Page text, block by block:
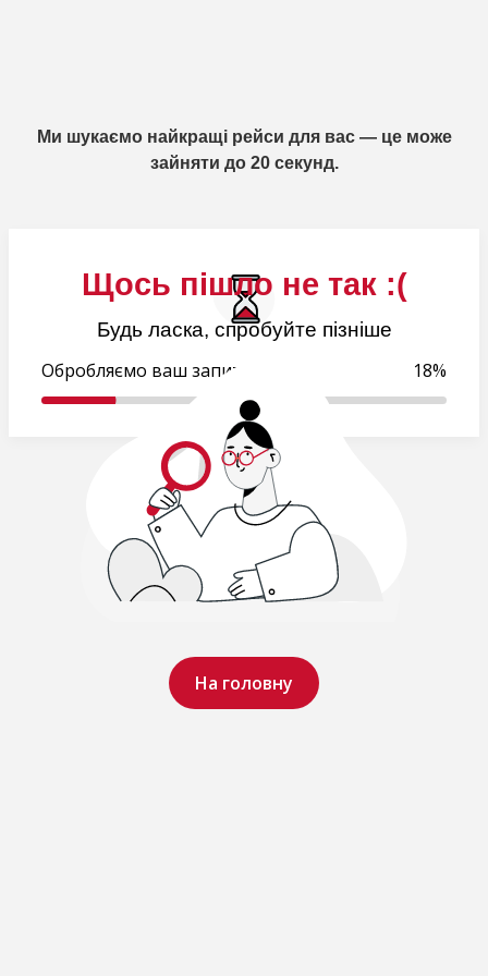
Щось пішло не так :(
Будь ласка, спробуйте пізніше
На головну
Ми шукаємо найкращі рейси для вас — це може
зайняти до 20 секунд.
Обробляємо ваш запит.. 19%